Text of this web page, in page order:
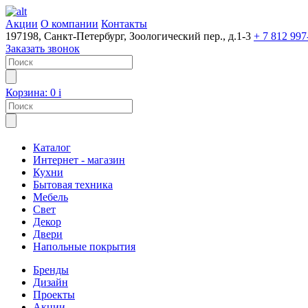
Акции О компании Контакты
197198, Санкт-Петербург, Зоологический пер., д.1-3 + 7 812
Заказать звонок
Корзина: 0 i
Каталог
Интернет - магазин
Кухни
Бытовая техника
Мебель
Свет
Декор
Двери
Напольные покрытия
Бренды
Дизайн
Проекты